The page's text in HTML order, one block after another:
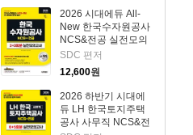
2026 시대에듀 All-
New 한국수자원공사
NCS&전공 실전모의
고사 3+3회분
SDC 편저
12,600원
2026 하반기 시대에
듀 LH 한국토지주택
공사 사무직 NCS&전